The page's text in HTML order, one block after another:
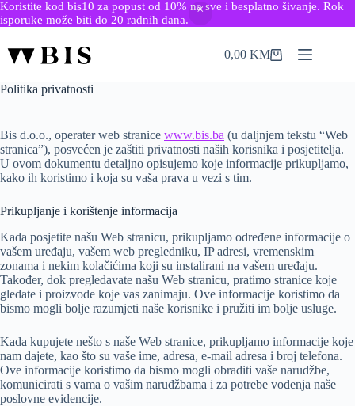
Koristite kod bis10 za popust od 10% na sve i besplatno šivanje. Rok
isporuke može biti do 20 radnih dana.
to
content
Shopping
0,00KM
Politika privatnosti
Bis d.o.o., operater web stranice www.bis.ba (u daljnjem tekstu “Web
stranica”), posvećen je zaštiti privatnosti naših korisnika i posjetitelja.
U ovom dokumentu detaljno opisujemo koje informacije prikupljamo,
kako ih koristimo i koja su vaša prava u vezi s tim.
Prikupljanje i korištenje informacija
Kada posjetite našu Web stranicu, prikupljamo određene informacije o
vašem uređaju, vašem web pregledniku, IP adresi, vremenskim
zonama i nekim kolačićima koji su instalirani na vašem uređaju.
Također, dok pregledavate našu Web stranicu, pratimo stranice koje
gledate i proizvode koje vas zanimaju. Ove informacije koristimo da
bismo mogli bolje razumjeti naše korisnike i pružiti im bolje usluge.
Kada kupujete nešto s naše Web stranice, prikupljamo informacije koje
nam dajete, kao što su vaše ime, adresa, e-mail adresa i broj telefona.
Ove informacije koristimo da bismo mogli obraditi vaše narudžbe,
komunicirati s vama o vašim narudžbama i za potrebe vođenja naše
poslovne evidencije.